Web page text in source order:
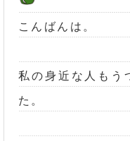
こんばんは。
私の身近な人もう
た。